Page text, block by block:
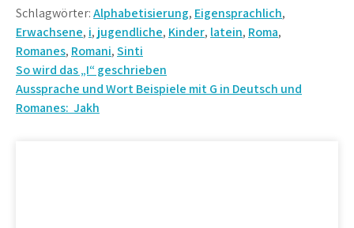
Schlagwörter:Alphabetisierung, Eigensprachlich,
Erwachsene, i, jugendliche, Kinder, latein, Roma,
Romanes, Romani,Sinti
Beitrags-
Navigation
So wird das „I“ geschrieben
Aussprache und Wort Beispiele mit G in Deutsch und
Romanes: Jakh